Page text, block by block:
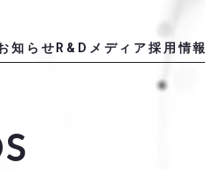
知らせR&D メディア採用情報